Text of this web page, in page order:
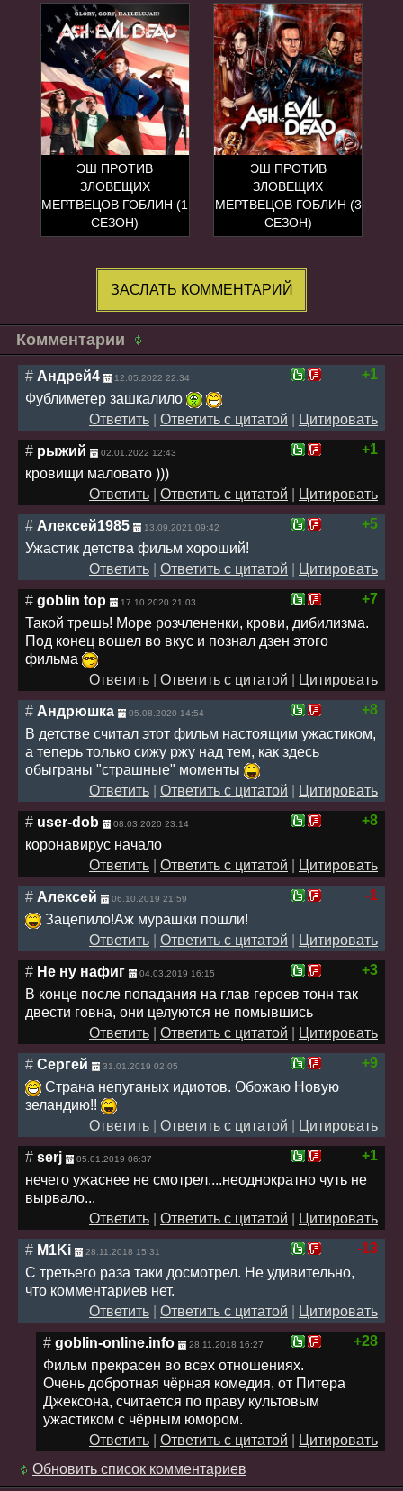
ЭШ ПРОТИВ
ЗЛОВЕЩИХ
МЕРТВЕЦОВ ГОБЛИН (1
СЕЗОН)
ЭШ ПРОТИВ
ЗЛОВЕЩИХ
МЕРТВЕЦОВ ГОБЛИН (3
СЕЗОН)
ЗАСЛАТЬ КОММЕНТАРИЙ
Комментарии
+1
# Андрей4 12.05.2022 22:34
Фублиметер зашкалило
Ответить
Ответить с цитатой
Цитировать
+1
# рыжий 02.01.2022 12:43
кровищи маловато )))
Ответить
Ответить с цитатой
Цитировать
+5
# Алексей1985 13.09.2021 09:42
Ужастик детства фильм хороший!
Ответить
Ответить с цитатой
Цитировать
+7
# goblin top 17.10.2020 21:03
Такой трешь! Море розчлененки, крови, дибилизма.
Под конец вошел во вкус и познал дзен этого
фильма
Ответить
Ответить с цитатой
Цитировать
+8
# Андрюшка 05.08.2020 14:54
В детстве считал этот фильм настоящим ужастиком,
а теперь только сижу ржу над тем, как здесь
обыграны "страшные" моменты
Ответить
Ответить с цитатой
Цитировать
+8
# user-dob 08.03.2020 23:14
коронавирус начало
Ответить
Ответить с цитатой
Цитировать
-1
# Алексей 06.10.2019 21:59
Зацепило!Аж мурашки пошли!
Ответить
Ответить с цитатой
Цитировать
+3
# Не ну нафиг 04.03.2019 16:15
В конце после попадания на глав героев тонн так
двести говна, они целуются не помывшись
Ответить
Ответить с цитатой
Цитировать
+9
# Сергей 31.01.2019 02:05
Страна непуганых идиотов. Обожаю Новую
зеландию!!
Ответить
Ответить с цитатой
Цитировать
+1
# serj 05.01.2019 06:37
нечего ужаснее не смотрел....неоднократно чуть не
вырвало...
Ответить
Ответить с цитатой
Цитировать
-13
# M1Ki 28.11.2018 15:31
С третьего раза таки досмотрел. Не удивительно,
что комментариев нет.
Ответить
Ответить с цитатой
Цитировать
+28
# goblin-online.info 28.11.2018 16:27
Фильм прекрасен во всех отношениях.
Очень добротная чёрная комедия, от Питера
Джексона, считается по праву культовым
ужастиком с чёрным юмором.
Ответить
Ответить с цитатой
Цитировать
Обновить список комментариев